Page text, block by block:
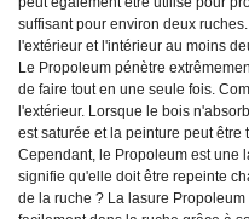
suffisant pour environ deux
l'extérieur et l'intérieur au moins
Le Propoleum pénètre
de faire tout en une seule fois.
l'extérieur. Lorsque le bois
est saturée et la peinture peut être
Cependant, le Propoleum est une
signifie qu'elle doit être repeinte
de la ruche ? La lasure